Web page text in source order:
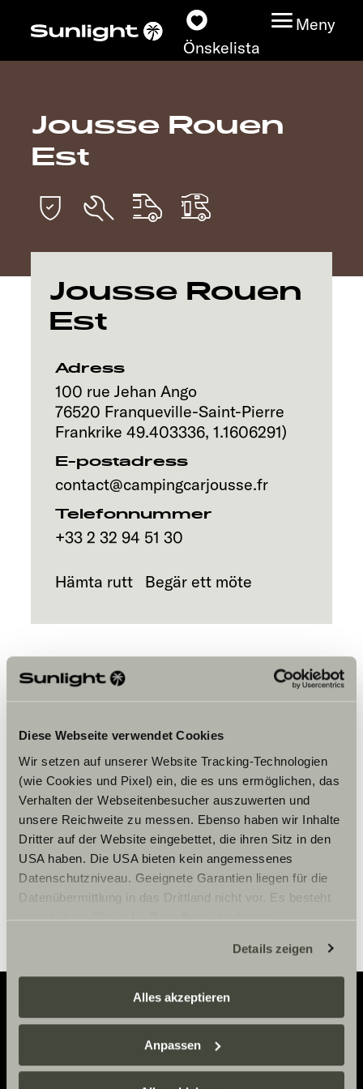
Diese Webseite verwendet Cookies
Wir setzen auf unserer Website Tracking-Technologien
(wie Cookies und Pixel) ein, die es uns ermöglichen, das
Verhalten der Webseitenbesucher auszuwerten und
unsere Reichweite zu messen. Ebenso haben wir Inhalte
Dritter auf der Website eingebettet, die ihren Sitz in den
USA haben. Die USA bieten kein angemessenes
Datenschutzniveau. Geeignete Garantien liegen für die
Datenübermittlung in das Drittland nicht vor. Es besteht
ein erhöhtes Risiko für Betroffene, da diesen
zustehen. Eingesetzte Dienstleister können Daten für
eigene Zwecke verarbeiten und mit anderen Daten
zusammenführen. Weitere Informationen finden Sie hier:
Datenschutzerklärung
einzelne Cookies/Dienste in den Einstellungen aus,
erteilen Sie uns Ihre Einwilligung zur Verarbeitung Ihrer
Details zeigen
Alles akzeptieren
Anpassen
Önskelista
Meny
Modeller
Find din Sunlight
Upptäck
Jousse Rouen
Est
Jousse Rouen
Est
Adress
100 rue Jehan Ango
76520 Franqueville-Saint-Pierre
Frankrike 49.403336, 1.1606291)
E-postadress
contact@campingcarjousse.fr
Telefonnummer
+33 2 32 94 51 30
Hämta rutt Begär ett möte
Vänligen acceptera
marknadsföringscookies för att se
innehållet.
Cookie-inställningar
Adventure
Now.